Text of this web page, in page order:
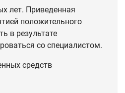
лет. Приведенная
положительного
в результате
со специалистом.
средств